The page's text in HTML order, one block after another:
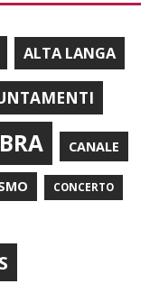
ALTA LANGA
BRA CANALE
CONCERTO